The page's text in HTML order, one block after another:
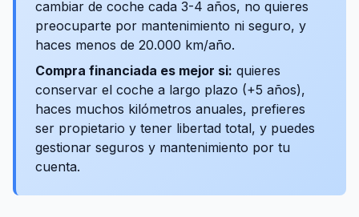
cambiar de coche cada 3-4 años, no quieres
preocuparte por mantenimiento ni seguro, y
haces menos de 20.000 km/año.
Compra financiada es mejor si: quieres
conservar el coche a largo plazo (+5 años),
haces muchos kilómetros anuales, prefieres
ser propietario y tener libertad total, y puedes
gestionar seguros y mantenimiento por tu
cuenta.